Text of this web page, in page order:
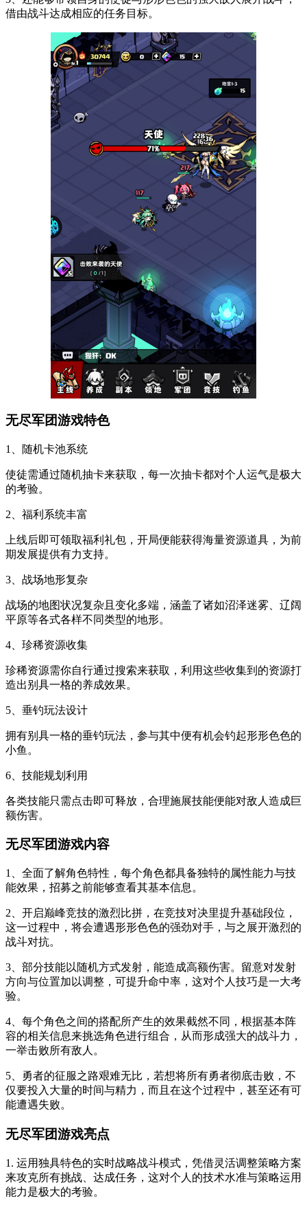
借由战斗达成相应的任务目标。
无尽军团游戏特色
1、随机卡池系统
使徒需通过随机抽卡来获取，每一次抽卡都对个人运气是极大
的考验。
2、福利系统丰富
上线后即可领取福利礼包，开局便能获得海量资源道具，为前
期发展提供有力支持。
3、战场地形复杂
战场的地图状况复杂且变化多端，涵盖了诸如沼泽迷雾、辽阔
平原等各式各样不同类型的地形。
4、珍稀资源收集
珍稀资源需你自行通过搜索来获取，利用这些收集到的资源打
造出别具一格的养成效果。
5、垂钓玩法设计
拥有别具一格的垂钓玩法，参与其中便有机会钓起形形色色的
小鱼。
6、技能规划利用
各类技能只需点击即可释放，合理施展技能便能对敌人造成巨
额伤害。
无尽军团游戏内容
1、全面了解角色特性，每个角色都具备独特的属性能力与技
能效果，招募之前能够查看其基本信息。
2、开启巅峰竞技的激烈比拼，在竞技对决里提升基础段位，
这一过程中，将会遭遇形形色色的强劲对手，与之展开激烈的
战斗对抗。
3、部分技能以随机方式发射，能造成高额伤害。留意对发射
方向与位置加以调整，可提升命中率，这对个人技巧是一大考
验。
4、每个角色之间的搭配所产生的效果截然不同，根据基本阵
容的相关信息来挑选角色进行组合，从而形成强大的战斗力，
一举击败所有敌人。
5、勇者的征服之路艰难无比，若想将所有勇者彻底击败，不
仅要投入大量的时间与精力，而且在这个过程中，甚至还有可
能遭遇失败。
无尽军团游戏亮点
1. 运用独具特色的实时战略战斗模式，凭借灵活调整策略方案
来攻克所有挑战、达成任务，这对个人的技术水准与策略运用
能力是极大的考验。